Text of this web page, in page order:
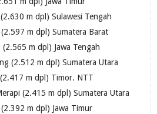
m dpl) Sulawesi Tengah
m dpl) Sumatera Barat
m dpl) Jawa Tengah
(2.512 m dpl) Sumatera Utara
m dpl) Timor. NTT
(2.415 m dpl) Sumatera Utara
m dpl) Jawa Timur